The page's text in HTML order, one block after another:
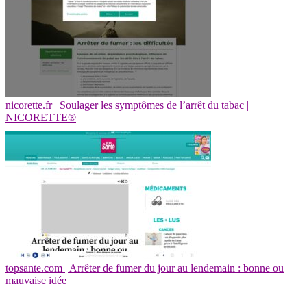
nicorette.fr | Soulager les symptômes de l’arrêt du tabac |
NICORETTE®
topsante.com | Arrêter de fumer du jour au lendemain : bonne ou
mauvaise idée